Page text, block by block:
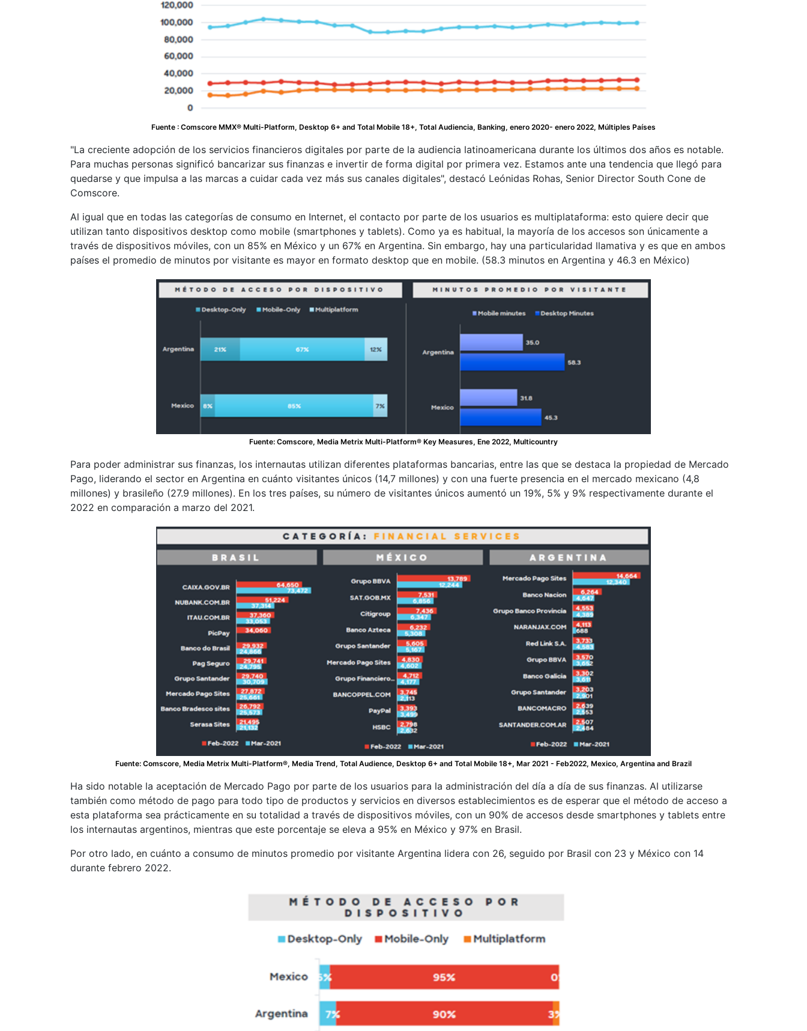
Fuente : Comscore MMX® Multi-Platform, Desktop 6+ and Total Mobile 18+, Total Audiencia, Banking, enero 2020- enero 2022, Múltiples Países
La creciente adopción de los servicios financieros digitales por parte de la audiencia latinoamericana durante los últimos dos años es notable.
Para muchas personas significó bancarizar sus finanzas e invertir de forma digital por primera vez. Estamos ante una tendencia que llegó para
quedarse y que impulsa a las marcas a cuidar cada vez más sus canales digitales , destacó Leónidas Rohas, Senior Director South Cone de
Comscore.
Al igual que en todas las categorías de consumo en Internet, el contacto por parte de los usuarios es multiplataforma: esto quiere decir que
utilizan tanto dispositivos desktop como mobile (smartphones y tablets). Como ya es habitual, la mayoría de los accesos son únicamente a
través de dispositivos móviles, con un 85% en México y un 67% en Argentina. Sin embargo, hay una particularidad llamativa y es que en ambos
países el promedio de minutos por visitante es mayor en formato desktop que en mobile. (58.3 minutos en Argentina y 46.3 en México)
Fuente: Comscore, Media Metrix Multi-Platform® Key Measures, Ene 2022, Multicountry
Para poder administrar sus finanzas, los internautas utilizan diferentes plataformas bancarias, entre las que se destaca la propiedad de Mercado
Pago, liderando el sector en Argentina en cuánto visitantes únicos (14,7 millones) y con una fuerte presencia en el mercado mexicano (4,8
millones) y brasileño (27.9 millones). En los tres países, su número de visitantes únicos aumentó un 19%, 5% y 9% respectivamente durante el
2022 en comparación a marzo del 2021.
Fuente: Comscore, Media Metrix Multi-Platform®, Media Trend, Total Audience, Desktop 6+ and Total Mobile 18+, Mar 2021 - Feb2022, Mexico, Argentina and Brazil
Ha sido notable la aceptación de Mercado Pago por parte de los usuarios para la administración del día a día de sus finanzas. Al utilizarse
también como método de pago para todo tipo de productos y servicios en diversos establecimientos es de esperar que el método de acceso a
esta plataforma sea prácticamente en su totalidad a través de dispositivos móviles, con un 90% de accesos desde smartphones y tablets entre
los internautas argentinos, mientras que este porcentaje se eleva a 95% en México y 97% en Brasil.
Por otro lado, en cuánto a consumo de minutos promedio por visitante Argentina lidera con 26, seguido por Brasil con 23 y México con 14
durante febrero 2022.